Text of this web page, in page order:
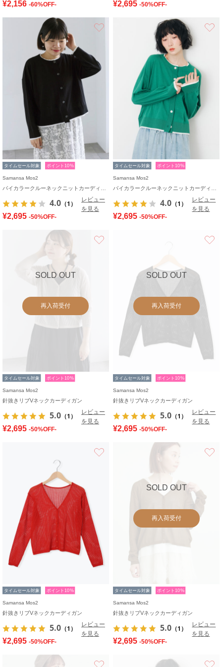
¥2,156 -60%OFF-
¥2,695 -50%OFF-
タイムセール対象 ポイント10%
Samansa Mos2
4.0 （1）
レビュー
を見る
¥2,695 -50%OFF-
タイムセール対象 ポイント10%
Samansa Mos2
4.0 （1）
レビュー
を見る
¥2,695 -50%OFF-
SOLD OUT
再入荷受付
タイムセール対象 ポイント10%
Samansa Mos2
針抜きリブVネックカーディガン
5.0 （1）
レビュー
を見る
¥2,695 -50%OFF-
SOLD OUT
再入荷受付
タイムセール対象 ポイント10%
Samansa Mos2
針抜きリブVネックカーディガン
5.0 （1）
レビュー
を見る
¥2,695 -50%OFF-
タイムセール対象 ポイント10%
Samansa Mos2
針抜きリブVネックカーディガン
5.0 （1）
レビュー
を見る
¥2,695 -50%OFF-
SOLD OUT
再入荷受付
タイムセール対象 ポイント10%
Samansa Mos2
針抜きリブVネックカーディガン
5.0 （1）
レビュー
を見る
¥2,695 -50%OFF-